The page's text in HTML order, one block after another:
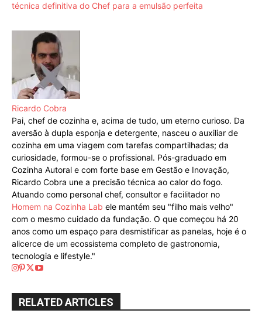
técnica definitiva do Chef para a emulsão perfeita
Ricardo Cobra
Pai, chef de cozinha e, acima de tudo, um eterno curioso. Da
aversão à dupla esponja e detergente, nasceu o auxiliar de
cozinha em uma viagem com tarefas compartilhadas; da
curiosidade, formou-se o profissional. Pós-graduado em
Cozinha Autoral e com forte base em Gestão e Inovação,
Ricardo Cobra une a precisão técnica ao calor do fogo.
Atuando como personal chef, consultor e facilitador no
Homem na Cozinha Lab ele mantém seu "filho mais velho"
com o mesmo cuidado da fundação. O que começou há 20
anos como um espaço para desmistificar as panelas, hoje é o
alicerce de um ecossistema completo de gastronomia,
tecnologia e lifestyle."
RELATED ARTICLES